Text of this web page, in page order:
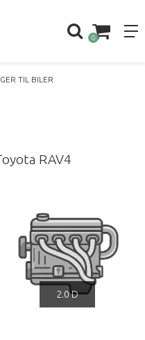
0
TIL BILER
RAV4
2.0 D